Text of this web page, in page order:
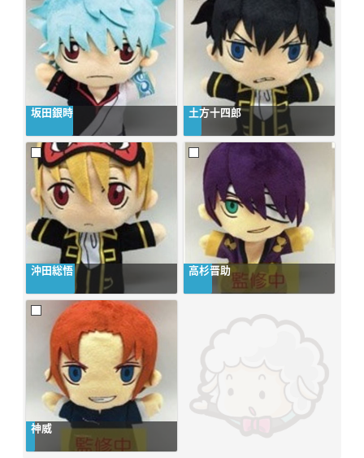
坂田銀時 土方十四郎
沖田総悟 高杉晋助
神威